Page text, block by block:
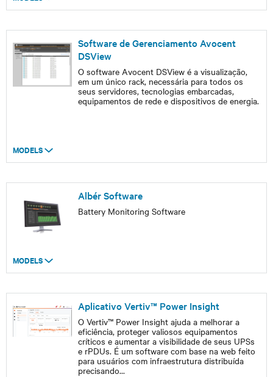
Software de Gerenciamento Avocent
DSView
O software Avocent DSView é a visualização,
em um único rack, necessária para todos os
seus servidores, tecnologias embarcadas,
equipamentos de rede e dispositivos de energia.
MODELS
Albér Software
Battery Monitoring Software
MODELS
Aplicativo Vertiv™ Power Insight
O Vertiv™ Power Insight ajuda a melhorar a
eficiência, proteger valiosos equipamentos
críticos e aumentar a visibilidade de seus UPSs
e rPDUs. É um software com base na web feito
para usuários com infraestrutura distribuída
precisando...